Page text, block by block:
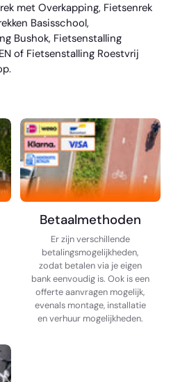
met Overkapping, Fietsenrek
Basisschool,
Bushok, Fietsenstalling
of Fietsenstalling Roestvrij
Betaalmethoden
Er zijn verschillende
betalingsmogelijkheden,
zodat betalen via je eigen
bank eenvoudig is. Ook is een
offerte aanvragen mogelijk,
evenals montage, installatie
en verhuur mogelijkheden.